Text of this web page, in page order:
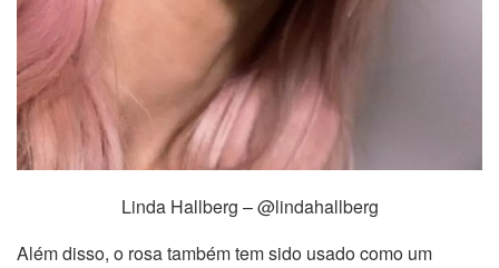
Linda Hallberg – @lindahallberg
Além disso, o rosa também tem sido usado como um